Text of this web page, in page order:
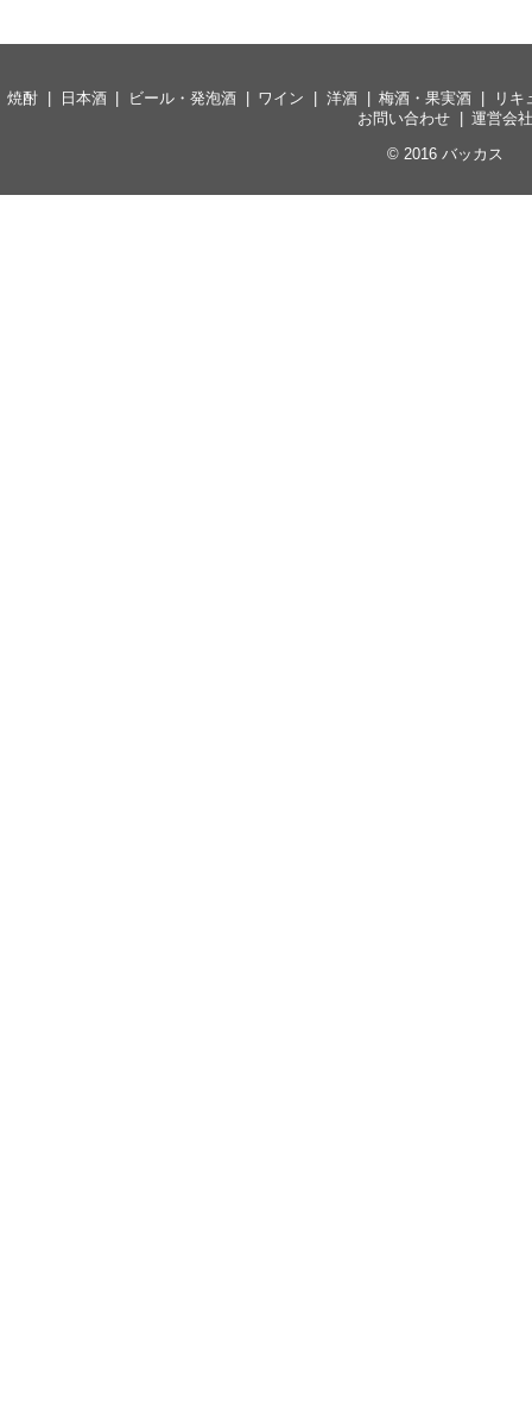
焼酎 日本酒 ビール・発泡酒 ワイン 洋酒 梅酒・果実酒
リキ
お問い合わせ
運営会
© 2016 バッカス